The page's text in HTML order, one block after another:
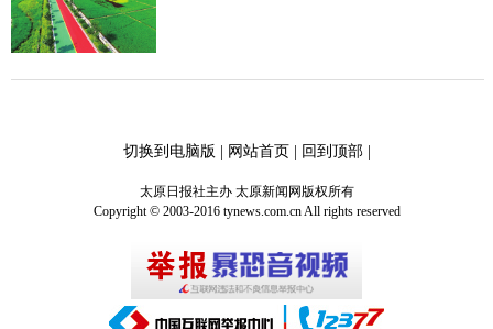
切换到电脑版 | 网站首页| 回到顶部|
太原日报社主办 太原新闻网版权所有
Copyright © 2003-2016 tynews.com.cn All rights reserved